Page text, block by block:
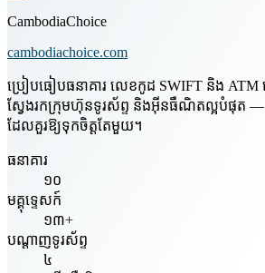
CambodiaChoice
cambodiachoice.com
ប្រៀបធៀបធនាគារ លេខកូដ SWIFT និង ATM
ស្វែងរកក្រុមហ៊ុនទូរស័ព្ទ និងអ៊ីនធឺណិតល្អបំផុត —
ដែលគួរឱ្យទុកចិត្តតែមួយ។
ធនាគារ
១០
មគ្គុទ្ទេសក៍
១៣+
បណ្តាញទូរស័ព្ទ
៤